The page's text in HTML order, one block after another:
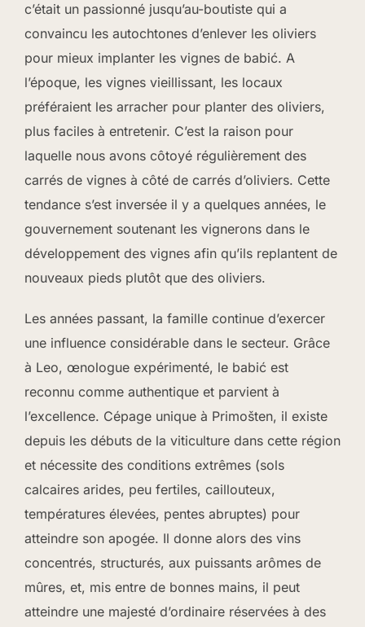
c’était un passionné jusqu’au-boutiste qui a
convaincu les autochtones d’enlever les oliviers
pour mieux implanter les vignes de babić. A
l’époque, les vignes vieillissant, les locaux
préféraient les arracher pour planter des oliviers,
plus faciles à entretenir. C’est la raison pour
laquelle nous avons côtoyé régulièrement des
carrés de vignes à côté de carrés d’oliviers. Cette
tendance s’est inversée il y a quelques années, le
gouvernement soutenant les vignerons dans le
développement des vignes afin qu’ils replantent de
nouveaux pieds plutôt que des oliviers.
Les années passant, la famille continue d’exercer
une influence considérable dans le secteur. Grâce
à Leo, œnologue expérimenté, le babić est
reconnu comme authentique et parvient à
l’excellence. Cépage unique à Primošten, il existe
depuis les débuts de la viticulture dans cette région
et nécessite des conditions extrêmes (sols
calcaires arides, peu fertiles, caillouteux,
températures élevées, pentes abruptes) pour
atteindre son apogée. Il donne alors des vins
concentrés, structurés, aux puissants arômes de
mûres, et, mis entre de bonnes mains, il peut
atteindre une majesté d’ordinaire réservées à des